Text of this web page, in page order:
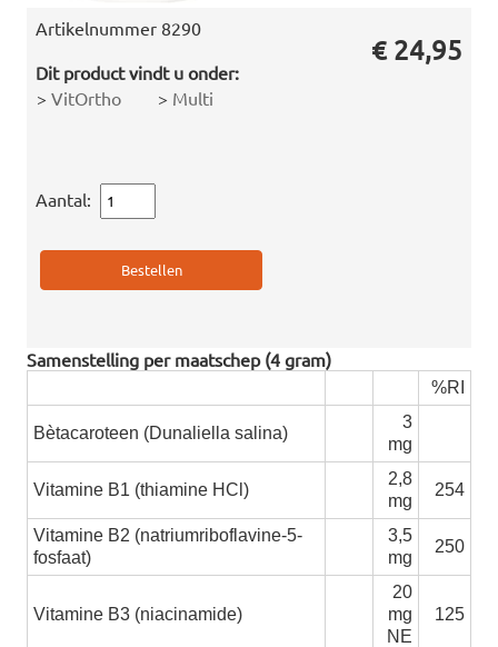
Artikelnummer 8290
Dit product vindt u onder:
> VitOrtho > Multi
€ 24,95
Aantal:
Samenstelling per maatschep (4 gram)
%RI
Bètacaroteen (Dunaliella salina)
3
mg
Vitamine B1 (thiamine HCl)
2,8
mg
254
Vitamine B2 (natriumriboflavine-5-
fosfaat)
3,5
mg
250
Vitamine B3 (niacinamide)
20
mg
NE
125